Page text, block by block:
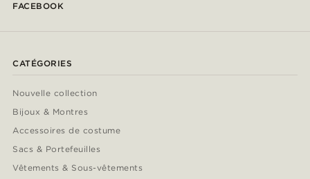
FACEBOOK
CATÉGORIES
Nouvelle collection
Bijoux & Montres
Accessoires de costume
Sacs & Portefeuilles
Vêtements & Sous-vêtements